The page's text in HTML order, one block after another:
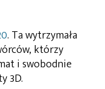
. Ta wytrzymała
którzy
i swobodnie
3D.